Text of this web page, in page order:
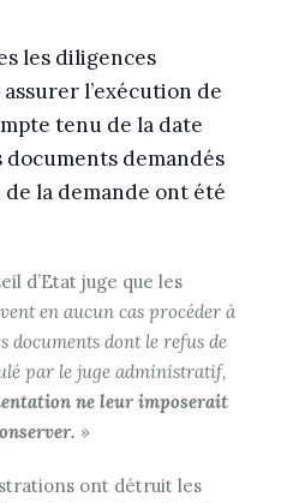
les diligences
l’exécution de
tenu de la date
documents demandés
la demande ont été
d’Etat juge que les
en aucun cas procéder à
documents dont le refus de
par le juge administratif,
ne leur imposerait
»
ont détruit les